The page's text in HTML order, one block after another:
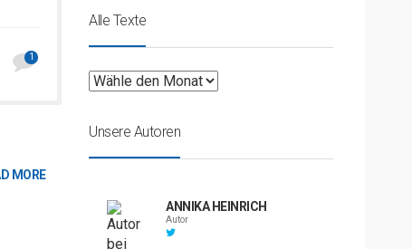
1
MORE
Alle Texte
Unsere Autoren
ANNIKA HEINRICH
Autor